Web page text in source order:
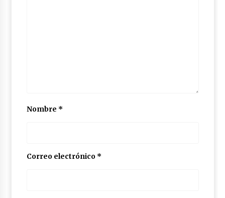
Nombre *
Correo electrónico *